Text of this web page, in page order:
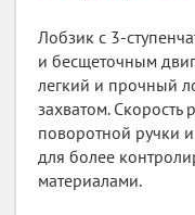
Лобзик с 3-
и бесщеточным
легкий и прочный
захватом. Скорость
поворотной ручки
для более
материалами.